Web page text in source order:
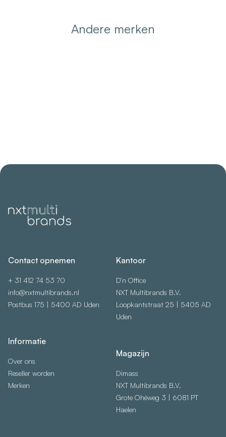
Andere merken
Contact opnemen
+ 31 412 74 53 70
info@nxtmultibrands.nl
Postbus 175 | 5400 AD Uden
Informatie
Over ons
Reseller worden
Merken
Kantoor
D’n Office
NXT Multibrands B.V.
Loopkantstraat 25 | 5405 AD
Uden
Magazijn
Dimass
NXT Multibrands B.V.
Grote Ohéweg 3 | 6081 PT
Haelen